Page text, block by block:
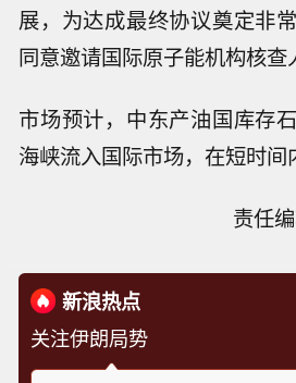
展，为达成最终协议奠定非
同意邀请国际原子能机构核查
市场预计，中东产油国库存
海峡流入国际市场，在短时间
责任
新浪热点
关注伊朗局势